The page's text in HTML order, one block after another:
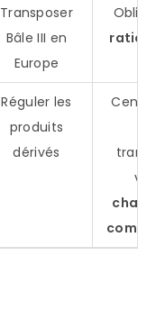
Transposer
Bâle III en
Europe
ratio
Réguler les
produits
dérivés